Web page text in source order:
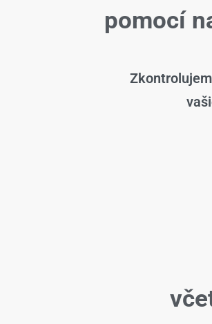
pomocí